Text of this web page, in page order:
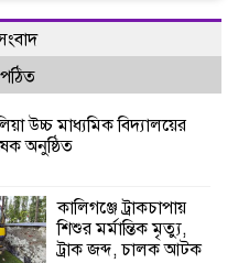
পঠিত
উচ্চ মাধ্যমিক বিদ্যালয়ের
অনুষ্ঠিত
কালিগঞ্জে ট্রাকচাপায়
শিশুর মর্মান্তিক মৃত্যু,
ট্রাক জব্দ, চালক আটক